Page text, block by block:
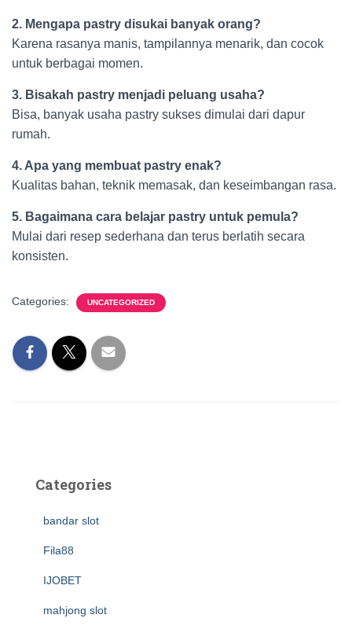
2. Mengapa pastry disukai banyak orang?
Karena rasanya manis, tampilannya menarik, dan cocok
untuk berbagai momen.
3. Bisakah pastry menjadi peluang usaha?
Bisa, banyak usaha pastry sukses dimulai dari dapur
rumah.
4. Apa yang membuat pastry enak?
Kualitas bahan, teknik memasak, dan keseimbangan rasa.
5. Bagaimana cara belajar pastry untuk pemula?
Mulai dari resep sederhana dan terus berlatih secara
konsisten.
Categories: UNCATEGORIZED
Categories
bandar slot
Fila88
IJOBET
mahjong slot